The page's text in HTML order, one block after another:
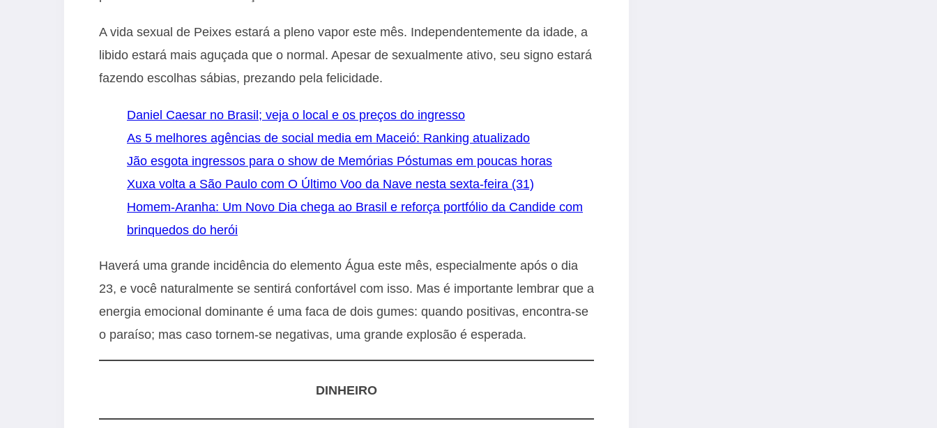
A vida sexual de Peixes estará a pleno vapor este mês. Independentemente da idade, a
libido estará mais aguçada que o normal. Apesar de sexualmente ativo, seu signo estará
fazendo escolhas sábias, prezando pela felicidade.
Daniel Caesar no Brasil; veja o local e os preços do ingresso
As 5 melhores agências de social media em Maceió: Ranking atualizado
Jão esgota ingressos para o show de Memórias Póstumas em poucas horas
Xuxa volta a São Paulo com O Último Voo da Nave nesta sexta-feira (31)
Homem-Aranha: Um Novo Dia chega ao Brasil e reforça portfólio da Candide com
brinquedos do herói
Haverá uma grande incidência do elemento Água este mês, especialmente após o dia
23, e você naturalmente se sentirá confortável com isso. Mas é importante lembrar que a
energia emocional dominante é uma faca de dois gumes: quando positivas, encontra-se
o paraíso; mas caso tornem-se negativas, uma grande explosão é esperada.
DINHEIRO